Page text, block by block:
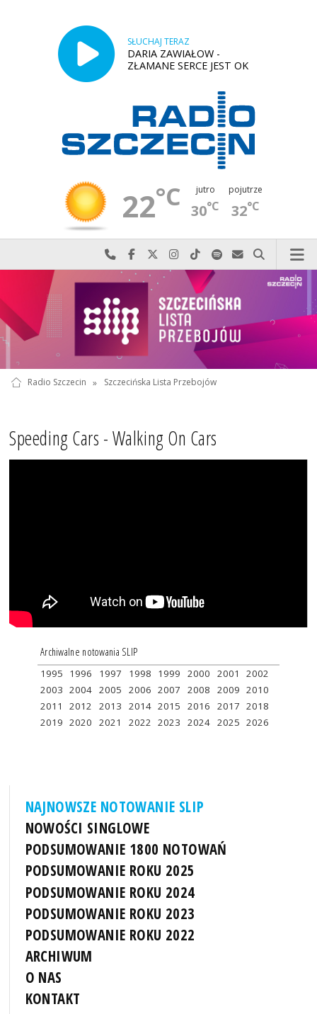
SŁUCHAJ TERAZ
DARIA ZAWIAŁOW -
ZŁAMANE SERCE JEST OK
22°C jutro
30°C
pojutrze
32°C
Najlepiej po prostu do nas zadzwoń
Odwiedź nas na Facebook-u
Odwiedź nas na X
Odwiedź nas na Instagram-ie
Odwiedź nas na TikTok-u
Szukaj nas na Spotify
Wyślij do nas
Szukaj
Radio Szczecin » Szczecińska Lista Przebojów
Speeding Cars - Walking On Cars
Archiwalne notowania SLIP
1995 1996 1997 1998 1999 2000 2001
2002
2003 2004 2005 2006 2007 2008 2009 2010
2011
2012 2013 2014 2015 2016 2017 2018
2019 2020 2021 2022 2023 2024 2025 2026
NAJNOWSZE NOTOWANIE SLIP
NOWOŚCI SINGLOWE
PODSUMOWANIE 1800 NOTOWAŃ
PODSUMOWANIE ROKU 2025
PODSUMOWANIE ROKU 2024
PODSUMOWANIE ROKU 2023
PODSUMOWANIE ROKU 2022
ARCHIWUM
O NAS
KONTAKT